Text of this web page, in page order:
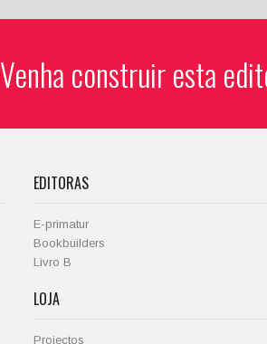
Venha construir esta
EDITORAS
E-primatur
Bookbuilders
Livro B
LOJA
Projectos